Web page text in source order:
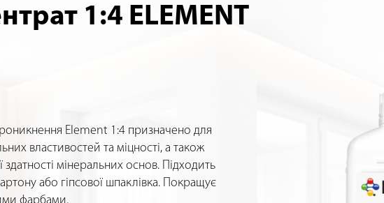
1:4 ELEMENT
Element 1:4 призначено для
властивостей та міцності, а також
мінеральних основ. Підходить
або гіпсової шпаклівка. Покращує